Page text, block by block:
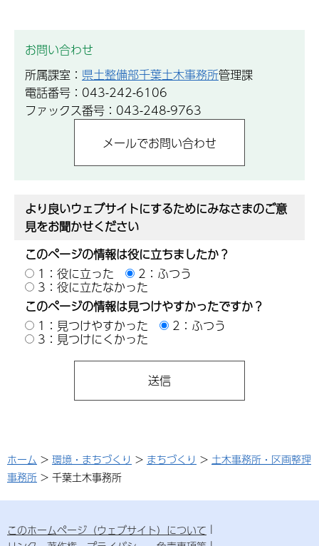
お問い合わせ
所属課室： 県土整備部千葉土木事務所管理課
電話番号：043-242-6106
ファックス番号：043-248-9763
より良いウェブサイトにするためにみなさまのご意
見をお聞かせください
このページの情報は役に立ちましたか？
1：役に立った
2：ふつう
3：役に立たなかった
このページの情報は見つけやすかったですか？
1：見つけやすかった
2：ふつう
3：見つけにくかった
ホーム > 環境・まちづくり > まちづくり > 土木事務所・区画整理
事務所 > 千葉土木事務所
このホームページ（ウェブサイト）について